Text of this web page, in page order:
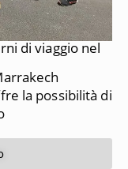
di viaggio nel
la possibilità di